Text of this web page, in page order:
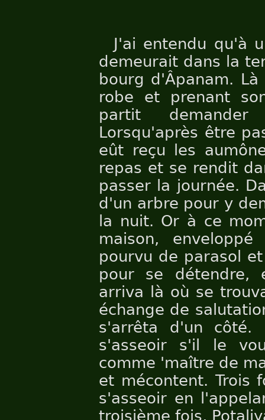
J'ai entendu qu'à
demeurait dans la
bourg d'Âpanam.
robe et prenant
partit
Lorsqu'après être
eût reçu les
repas et se rendit
passer la journée.
d'un arbre pour y
la nuit. Or à ce
maison,
pourvu de parasol
pour se détendre,
arriva là où se
échange de
s'arrêta d'un
s'asseoir s'il le
comme 'maître de
et mécontent. Trois
s'asseoir en
troisième fois,